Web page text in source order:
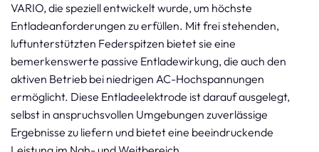
VARIO, die speziell entwickelt wurde, um höchste
Entladeanforderungen zu erfüllen. Mit frei stehenden,
luftunterstützten Federspitzen bietet sie eine
bemerkenswerte passive Entladewirkung, die auch den
aktiven Betrieb bei niedrigen AC-Hochspannungen
ermöglicht. Diese Entladeelektrode ist darauf ausgelegt,
selbst in anspruchsvollen Umgebungen zuverlässige
Ergebnisse zu liefern und bietet eine beeindruckende